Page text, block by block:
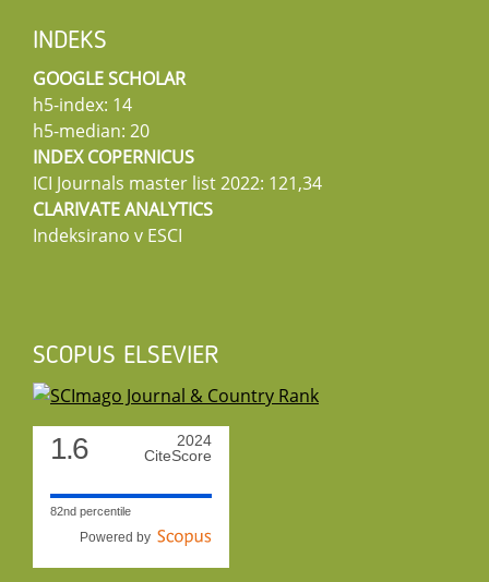
INDEKS
GOOGLE SCHOLAR
h5-index: 14
h5-median: 20
INDEX COPERNICUS
ICI Journals master list 2022: 121,34
CLARIVATE ANALYTICS
Indeksirano v ESCI
SCOPUS ELSEVIER
1.6
2024
CiteScore
82nd percentile
Powered by